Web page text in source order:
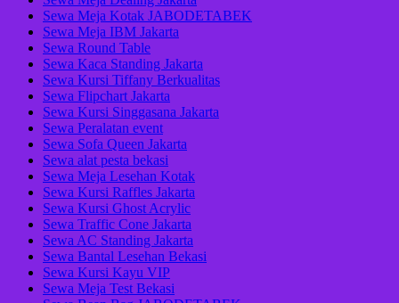
Sewa Meja Kotak JABODETABEK
Sewa Meja IBM Jakarta
Sewa Round Table
Sewa Kaca Standing Jakarta
Sewa Kursi Tiffany Berkualitas
Sewa Flipchart Jakarta
Sewa Kursi Singgasana Jakarta
Sewa Peralatan event
Sewa Sofa Queen Jakarta
Sewa alat pesta bekasi
Sewa Meja Lesehan Kotak
Sewa Kursi Raffles Jakarta
Sewa Kursi Ghost Acrylic
Sewa Traffic Cone Jakarta
Sewa AC Standing Jakarta
Sewa Bantal Lesehan Bekasi
Sewa Kursi Kayu VIP
Sewa Meja Test Bekasi